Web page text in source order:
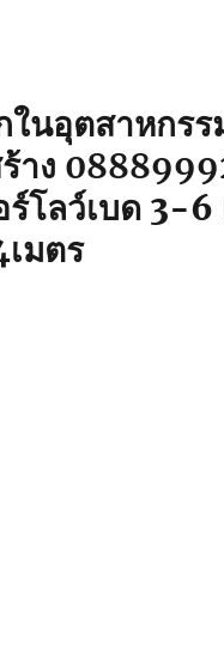
ในอุตสาหกรร
าง
ร์โลว์เบด 3-6
มตร